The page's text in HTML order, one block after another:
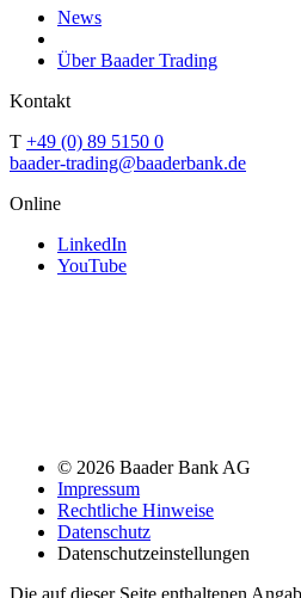
News
Über Baader Trading
Kontakt
T +49 (0) 89 5150 0
baader-trading@baaderbank.de
Online
LinkedIn
YouTube
© 2026 Baader Bank AG
Impressum
Rechtliche Hinweise
Datenschutz
Datenschutzeinstellungen
Die auf dieser Seite enthaltenen